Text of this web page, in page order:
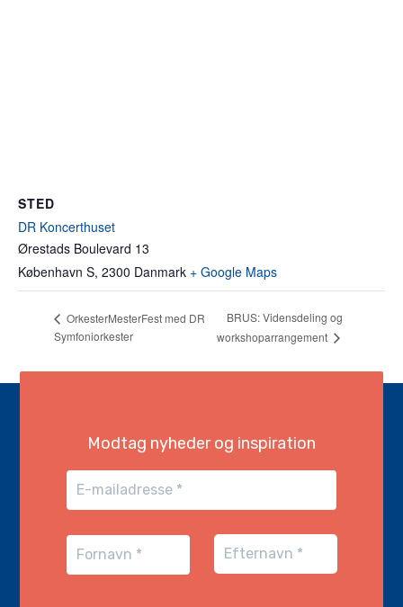
STED
DR Koncerthuset
Ørestads Boulevard 13
København S, 2300 Danmark + Google Maps
OrkesterMesterFest med DR
Symfoniorkester
BRUS: Vidensdeling og
workshoparrangement
Modtag nyheder og inspiration